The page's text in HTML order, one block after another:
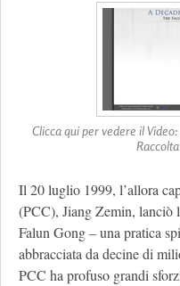
Clicca qui per vedere il
Il 20 luglio 1999, l’allora
(PCC), Jiang Zemin, lanciò
Falun Gong – una pratica
abbracciata da decine di
PCC ha profuso grandi